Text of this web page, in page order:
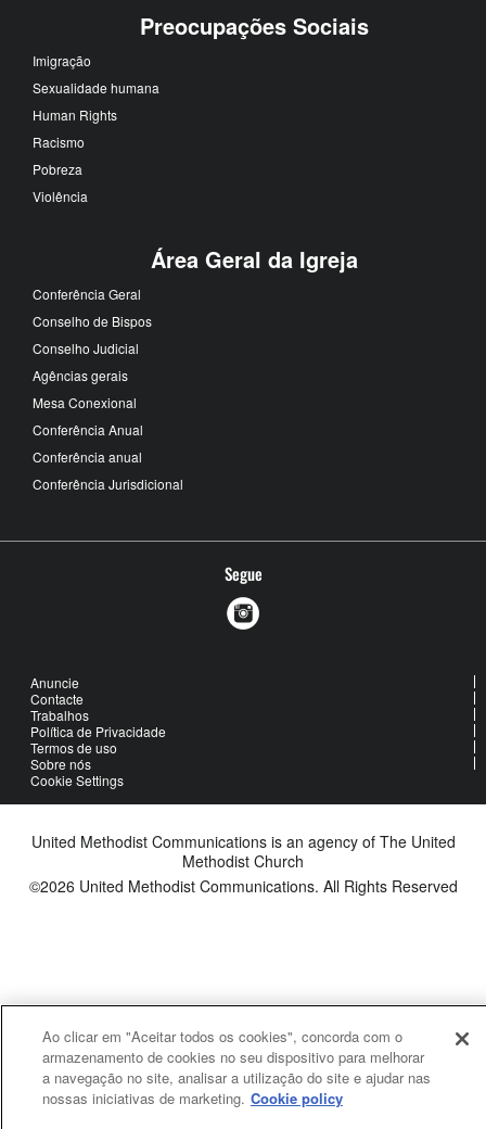
Preocupações Sociais
Imigração
Sexualidade humana
Human Rights
Racismo
Pobreza
Violência
Área Geral da Igreja
Conferência Geral
Conselho de Bispos
Conselho Judicial
Agências gerais
Mesa Conexional
Conferência Anual
Conferência anual
Conferência Jurisdicional
Segue
Anuncie
Contacte
Trabalhos
Política de Privacidade
Termos de uso
Sobre nós
Cookie Settings
United Methodist Communications is an agency of The United
Methodist Church
©2026 United Methodist Communications. All Rights Reserved
Ao clicar em "Aceitar todos os cookies", concorda com o
armazenamento de cookies no seu dispositivo para melhorar
a navegação no site, analisar a utilização do site e ajudar nas
nossas iniciativas de marketing. Cookie policy